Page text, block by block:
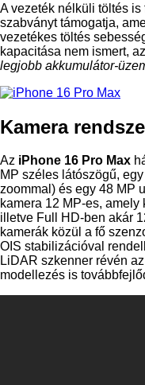
A vezeték nélküli töltés
szabványt támogatja,
vezetékes töltés
kapacitása nem ismert,
legjobb akkumulátor-
Kamera
Az iPhone 16 Pro Max
MP széles látószögű,
zoommal) és egy 48 MP
kamera 12 MP-es,
illetve Full HD-ben akár
kamerák közül a fő
OIS stabilizációval
LiDAR szkenner révén
modellezés is